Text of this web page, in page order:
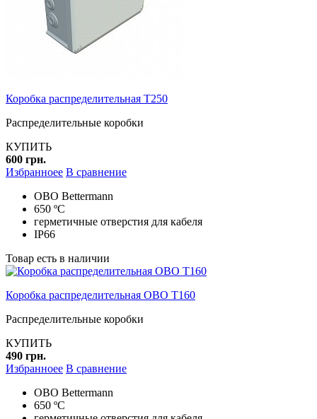
Коробка распределительная T250
Распределительные коробки
КУПИТЬ
600 грн.
Избранноее В сравнение
ОВО Bettermann
650 ºC
герметичные отверстия для кабеля
IP66
Товар есть в наличии
Коробка распределительная OBO T160
Распределительные коробки
КУПИТЬ
490 грн.
Избранноее В сравнение
ОВО Bettermann
650 ºC